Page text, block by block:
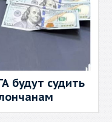
будут судить